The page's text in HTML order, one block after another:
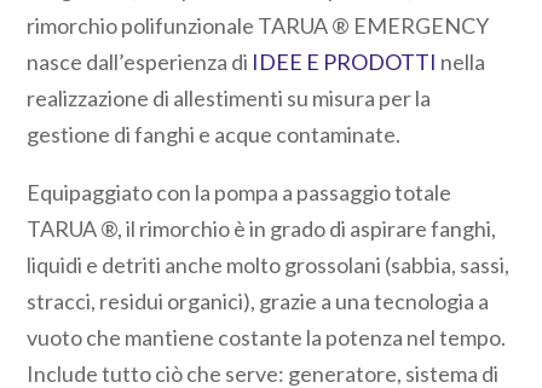
rimorchio polifunzionale TARUA ® EMERGENCY
nasce dall’esperienza di IDEE E PRODOTTI nella
realizzazione di allestimenti su misura per la
gestione di fanghi e acque contaminate.
Equipaggiato con la pompa a passaggio totale
TARUA ®, il rimorchio è in grado di aspirare fanghi,
liquidi e detriti anche molto grossolani (sabbia, sassi,
stracci, residui organici), grazie a una tecnologia a
vuoto che mantiene costante la potenza nel tempo.
Include tutto ciò che serve: generatore, sistema di